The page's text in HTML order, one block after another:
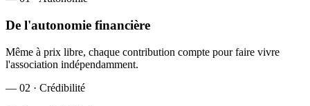
De l'autonomie financière
Même à prix libre, chaque contribution compte pour faire vivre
l'association indépendamment.
— 02 · Crédibilité